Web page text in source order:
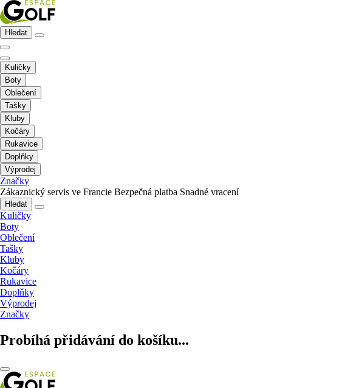
Hledat
Kuličky
Boty
Oblečení
Tašky
Kluby
Kočáry
Rukavice
Doplňky
Výprodej
Značky
Zákaznický servis ve Francie Bezpečná platba Snadné vracení
Hledat
Kuličky
Boty
Oblečení
Tašky
Kluby
Kočáry
Rukavice
Doplňky
Výprodej
Značky
Probíhá přidávání do košíku...